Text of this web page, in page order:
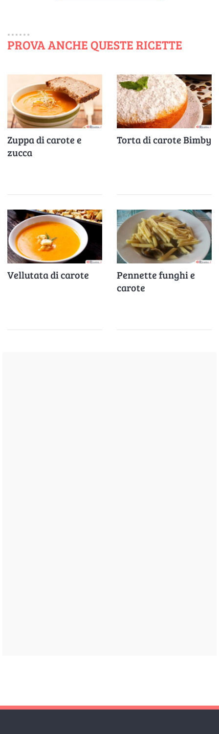
PROVA ANCHE QUESTE RICETTE
Zuppa di carote e
zucca
Torta di carote Bimby
Vellutata di carote
Pennette funghi e
carote